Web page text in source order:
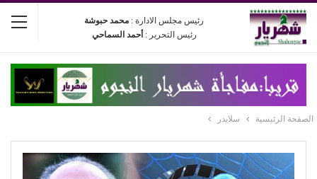
رئيس مجلس الادارة : محمد حبوشة
رئيس التحرير : أحمد السماحي
الصفحة الرئيسية سلايدر